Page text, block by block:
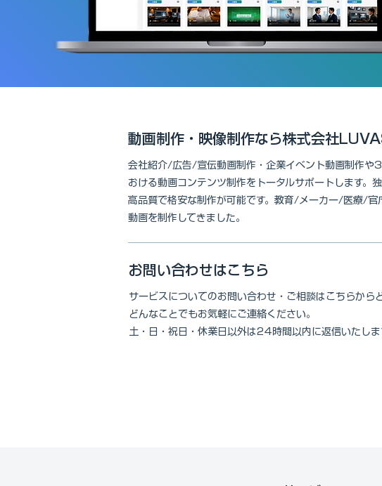
動画制作・映像制作なら株式会社
会社紹介/広告/宣伝動画制作・企業イベント動画制作や
おける動画コンテンツ制作をトータルサポートします。
高品質で格安な制作が可能です。教育/メーカー/医療/
動画を制作してきました。
お問い合わせはこちら
サービスについてのお問い合わせ・ご相談はこちらから
どんなことでもお気軽にご連絡ください。
土・日・祝日・休業日以外は24時間以内に返信いたしま